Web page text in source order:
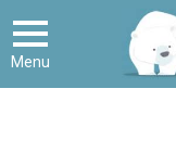
Menu